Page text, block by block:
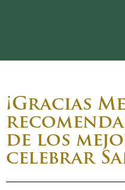
¡Gracias
de los
celebrar